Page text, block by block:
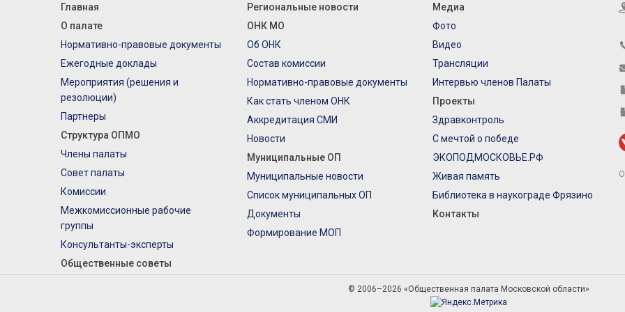
Главная
О палате
Нормативно-правовые документы
Ежегодные доклады
Мероприятия (решения и
резолюции)
Партнеры
Структура ОПМО
Члены палаты
Совет палаты
Комиссии
Межкомиссионные рабочие
группы
Консультанты-эксперты
Общественные советы
Региональные новости
ОНК МО
Об ОНК
Состав комиссии
Нормативно-правовые документы
Как стать членом ОНК
Аккредитация СМИ
Новости
Муниципальные ОП
Муниципальные новости
Список муниципальных ОП
Документы
Формирование МОП
Медиа
Фото
Видео
Трансляции
Интервью членов Палаты
Проекты
Здравконтроль
С мечтой о победе
ЭКОПОДМОСКОВЬЕ.РФ
Живая память
Библиотека в наукограде Фрязино
Контакты
© 2006–2026 «Общественная палата Московской области»